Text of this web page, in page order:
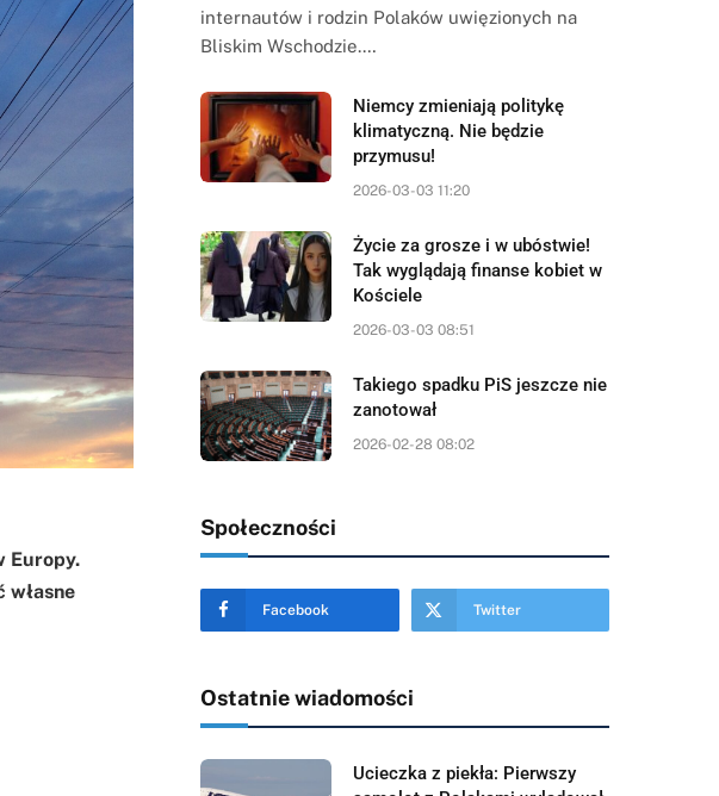
Europy.
własne
internautów i rodzin Polaków uwięzionych na
Bliskim Wschodzie.…
Niemcy zmieniają politykę
klimatyczną. Nie będzie
przymusu!
2026-03-03 11:20
Życie za grosze i w ubóstwie!
Tak wyglądają finanse kobiet w
Kościele
2026-03-03 08:51
Takiego spadku PiS jeszcze nie
zanotował
2026-02-28 08:02
Społeczności
Facebook Twitter
Ostatnie wiadomości
Ucieczka z piekła: Pierwszy